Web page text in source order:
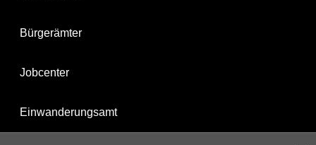
Bürgerämter
Jobcenter
Einwanderungsamt